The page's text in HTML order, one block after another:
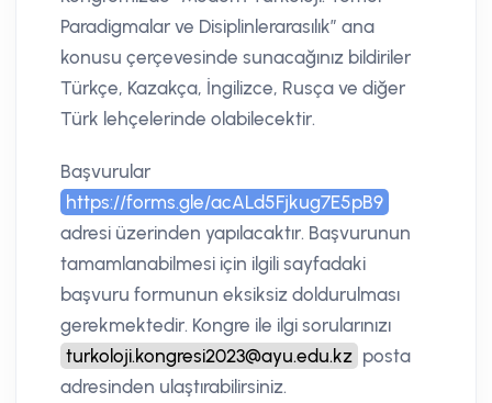
Paradigmalar ve Disiplinlerarasılık” ana
konusu çerçevesinde sunacağınız bildiriler
Türkçe, Kazakça, İngilizce, Rusça ve diğer
Türk lehçelerinde olabilecektir.
Başvurular
https://forms.gle/acALd5Fjkug7E5pB9
adresi üzerinden yapılacaktır. Başvurunun
tamamlanabilmesi için ilgili sayfadaki
başvuru formunun eksiksiz doldurulması
gerekmektedir. Kongre ile ilgi sorularınızı
turkoloji.kongresi2023@ayu.edu.kz posta
adresinden ulaştırabilirsiniz.